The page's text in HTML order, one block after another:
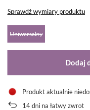
Sprawdź wymiary produktu
Uniwersalny
Dodaj
Produkt aktualnie
14dni na łatwy zwrot